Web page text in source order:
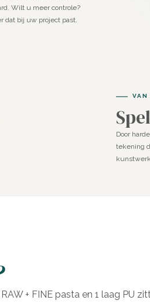
Wilt u meer controle?
dat bij uw project past.
VAN
Door
tekening
+ FINE pasta en 1 laag PU